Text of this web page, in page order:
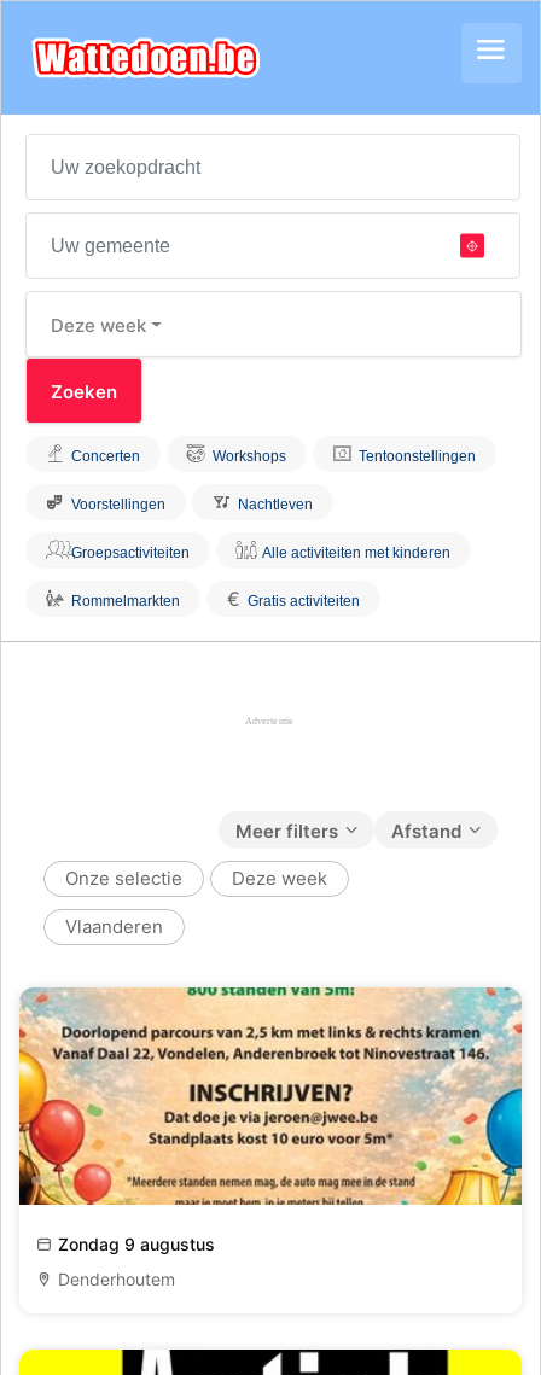
Deze week
Concerten Workshops Tentoonstellingen
Voorstellingen Nachtleven
Groepsactiviteiten Alle activiteiten met kinderen
Rommelmarkten € Gratis activiteiten
Afstand
Meer filters
Onze selectie Deze week
Vlaanderen
De 5de Atomse Rommelmarkt
Zondag 9 augustus
Denderhoutem